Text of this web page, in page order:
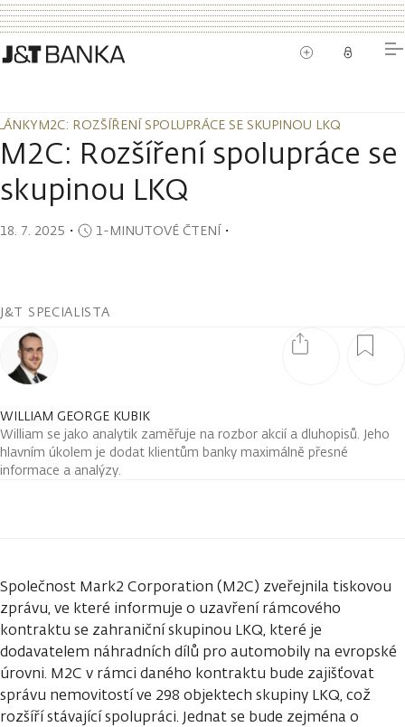
M2C: ROZŠÍŘENÍ SPOLUPRÁCE SE SKUPINOU LKQ
M2C: ROZŠÍŘENÍ SPOLUPRÁCE SE SKUPINOU LKQ
M2C: Rozšíření spolupráce se
skupinou LKQ
18. 7. 2025 ・ 1-MINUTOVÉ ČTENÍ・
J&T SPECIALISTA
WILLIAM GEORGE KUBIK
William se jako analytik zaměřuje na rozbor akcií a dluhopisů. Jeho
hlavním úkolem je dodat klientům banky maximálně přesné
informace a analýzy.
Společnost Mark2 Corporation (M2C) zveřejnila tiskovou
zprávu, ve které informuje o uzavření rámcového
kontraktu se zahraniční skupinou LKQ, které je
dodavatelem náhradních dílů pro automobily na evropské
úrovni. M2C v rámci daného kontraktu bude zajišťovat
správu nemovitostí ve 298 objektech skupiny LKQ, což
rozšíří stávající spolupráci. Jednat se bude zejména o